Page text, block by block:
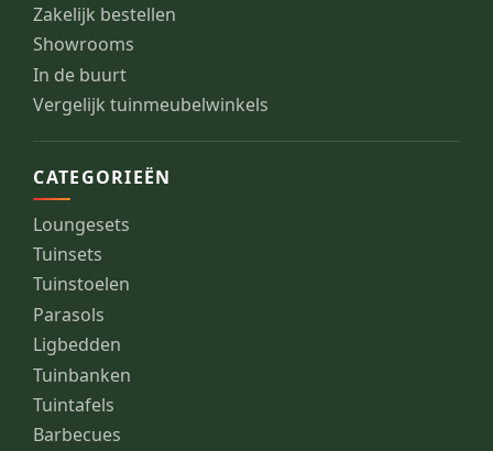
Zakelijk bestellen
Showrooms
In de buurt
Vergelijk tuinmeubelwinkels
CATEGORIEËN
Loungesets
Tuinsets
Tuinstoelen
Parasols
Ligbedden
Tuinbanken
Tuintafels
Barbecues